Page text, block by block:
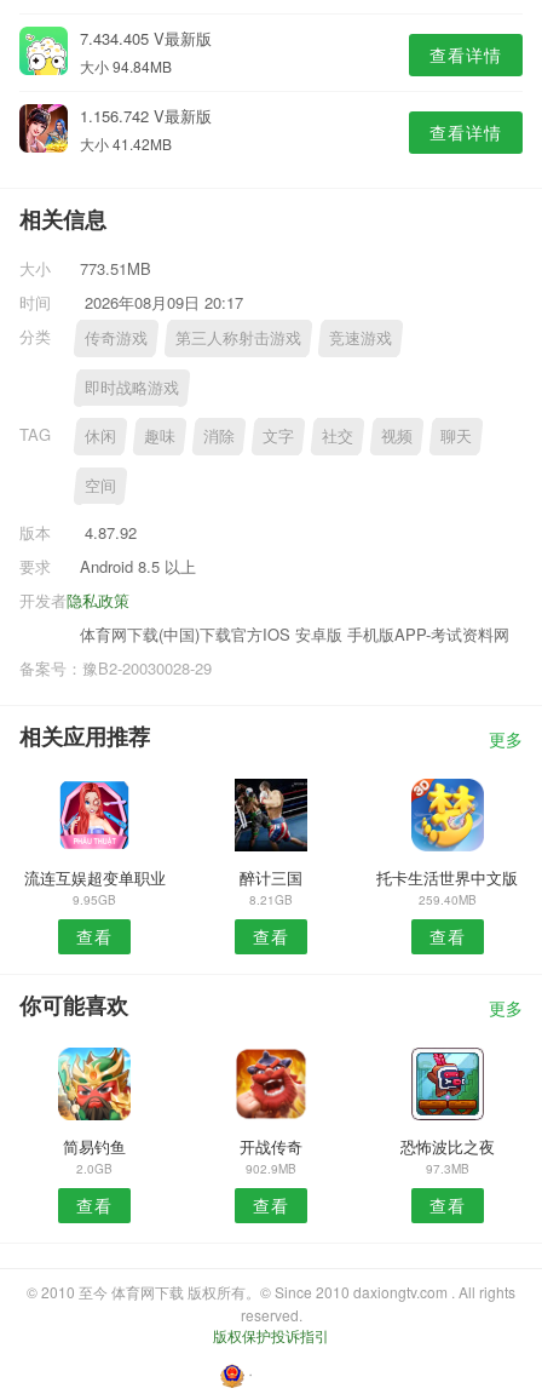
7.434.405 V最新版
大小 94.84MB 查看详情
1.156.742 V最新版
大小 41.42MB 查看详情
相关信息
大小
773.51MB
时间
2026年08月09日 20:17
分类
传奇游戏 第三人称射击游戏 竞速游戏
即时战略游戏
TAG 休闲 趣味 消除 文字 社交 视频 聊天
空间
版本
4.87.92
要求
Android 8.5 以上
隐私政策
开发者
体育网下载(中国)下载官方IOS 安卓版 手机版APP-考试资料网
备案号：豫B2-20030028-29
相关应用推荐 更多
流连互娱超变单职业
9.95GB
查看
醉计三国
8.21GB
查看
托卡生活世界中文版
259.40MB
查看
你可能喜欢 更多
简易钓鱼
2.0GB
查看
开战传奇
902.9MB
查看
恐怖波比之夜
97.3MB
查看
© 2010 至今 体育网下载 版权所有。© Since 2010 daxiongtv.com . All rights
reserved.
版权保护投诉指引
・